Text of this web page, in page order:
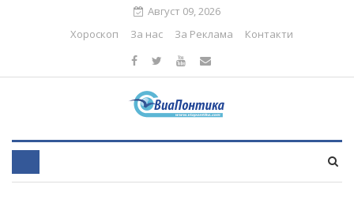
Август 09, 2026
Хороскоп
За нас За Реклама Контакти